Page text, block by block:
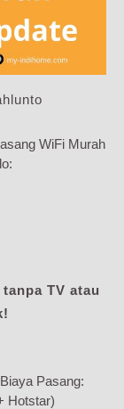
WiFi Murah
TV atau
Pasang:
Hotstar)